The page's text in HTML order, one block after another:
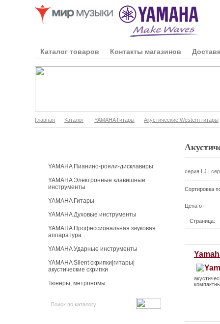
Каталог товаров Контакты магазинов
Главная Каталог YAMAHA Гитары Акустические Western гитары
YAMAHA Пианино-рояли-дисклавиры
YAMAHA Электронные клавишные
инструменты
YAMAHA Гитары
YAMAHA Духовые инструменты
YAMAHA Профессиональная звуковая
аппаратура
YAMAHA Ударные инструменты
YAMAHA Silent скрипки|гитары|
акустические скрипки
Тюнеры, метрономы
серия LJ |
Сортировка
Цена от:
Страница: